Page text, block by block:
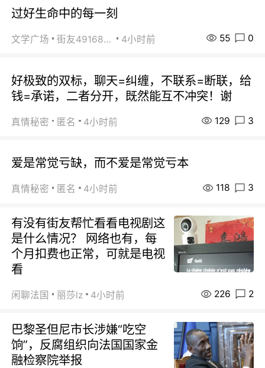
过好生命中的每一刻
文学广场 街友49168527 4小时前 55 0
好极致的双标，聊天=纠缠，不联系=断联，给
钱=承诺，二者分开，既然能互不冲突！谢
真情秘密 匿名 4小时前 129 3
爱是常觉亏缺，而不爱是常觉亏本
真情秘密 匿名 4小时前 118 3
有没有街友帮忙看看电视剧这
是什么情况？ 网络也有，每
个月扣费也正常，可就是电视
看
闲聊法国 丽莎lz 4小时前 226 2
巴黎圣但尼市长涉嫌“吃空
饷”，反腐组织向法国国家金
融检察院举报